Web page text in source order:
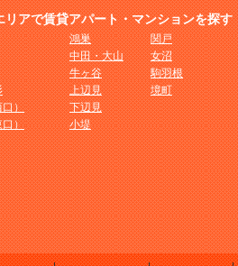
リアで賃貸アパート・マンションを探す
口）
口）
鴻巣
中田・大山
牛ヶ谷
上辺見
下辺見
小堤
関戸
女沼
駒羽根
境町